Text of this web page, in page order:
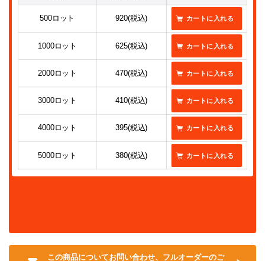
500ロット 920(税込)
1000ロット 625(税込)
2000ロット 470(税込)
3000ロット 410(税込)
4000ロット 395(税込)
5000ロット 380(税込)
この商品についてお問い合わせ、フルオーダーのご